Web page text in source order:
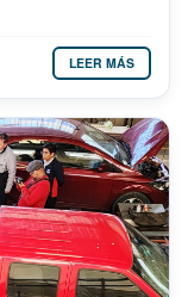
LEER MÁS